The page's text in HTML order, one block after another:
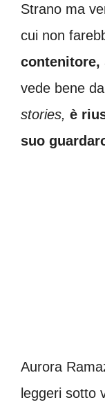
Strano ma
cui non
contenitore,
vede bene
stories, è
suo
Aurora
leggeri sotto